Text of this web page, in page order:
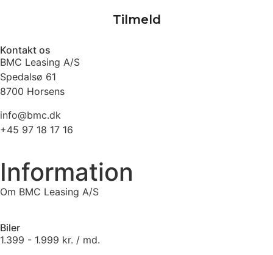
Kontakt os
BMC Leasing A/S
Spedalsø 61
8700 Horsens
info@bmc.dk
+45 97 18 17 16
Information
Om BMC Leasing A/S
Biler
1.399 - 1.999 kr. / md.